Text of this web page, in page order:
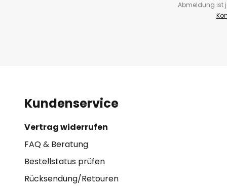
Abmeldung ist
Kundenservice
Vertrag widerrufen
FAQ & Beratung
Bestellstatus prüfen
Rücksendung/Retouren